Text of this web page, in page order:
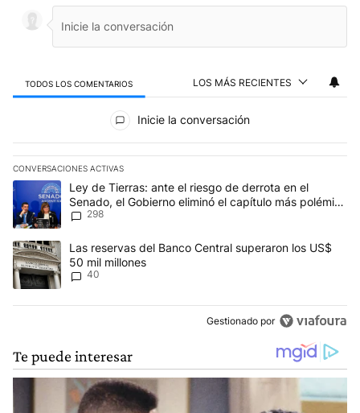
TODOS LOS COMENTARIOS LOS MÁS RECIENTES
Inicie la conversación
CONVERSACIONES ACTIVAS
Este listado muestra los artículos con más comentarios en los
Un artículo de tendencia con el título "Ley de Tierras: ante el
Ley de Tierras: ante el riesgo de derrota en el
Senado, el Gobierno eliminó el capítulo más polémico
del proyecto
298
Un artículo de tendencia con el título "Las reservas del Banco
Las reservas del Banco Central superaron los US$
50 mil millones
40
Gestionado por